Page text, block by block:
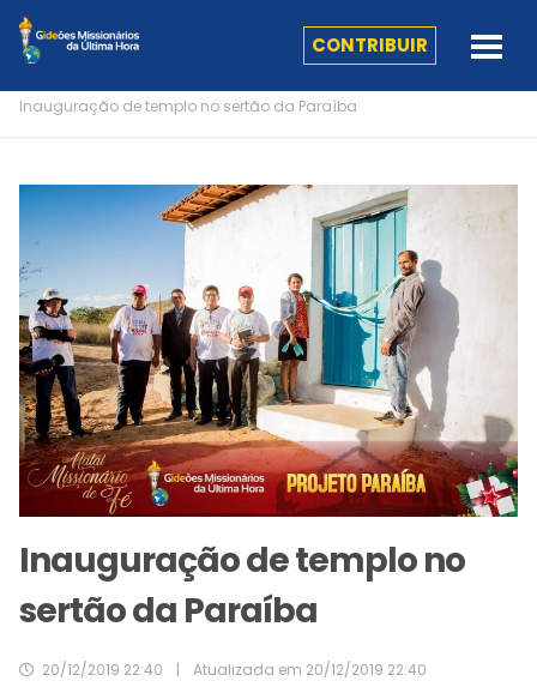
CONTRIBUIR
Inauguração de templo no sertão da Paraíba
Inauguração de templo no
sertão da Paraíba
20/12/2019 22:40 | Atualizada em 20/12/2019 22:40